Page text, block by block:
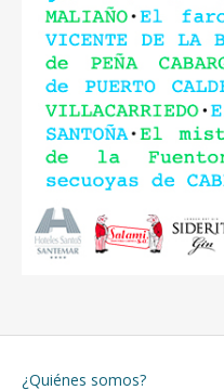
¿Quiénes somos?